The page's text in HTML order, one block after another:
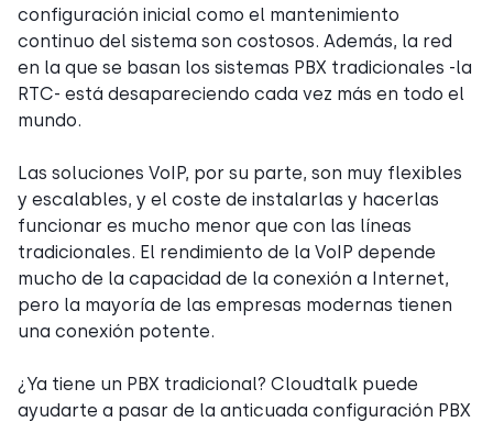
configuración inicial como el mantenimiento
continuo del sistema son costosos. Además, la red
en la que se basan los sistemas PBX tradicionales -la
RTC- está desapareciendo cada vez más en todo el
mundo.
Las soluciones VoIP, por su parte, son muy flexibles
y escalables, y el coste de instalarlas y hacerlas
funcionar es mucho menor que con las líneas
tradicionales. El rendimiento de la VoIP depende
mucho de la capacidad de la conexión a Internet,
pero la mayoría de las empresas modernas tienen
una conexión potente.
¿Ya tiene un PBX tradicional? Cloudtalk puede
ayudarte a pasar de la anticuada configuración PBX